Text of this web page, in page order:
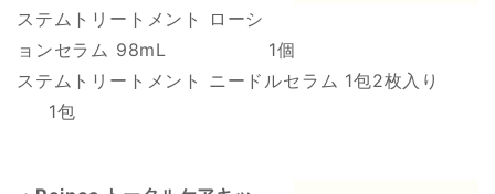
ステムトリートメント ローシ
ョンセラム 98mL 1個
ステムトリートメント ニードルセラム 1包2枚入り
1包